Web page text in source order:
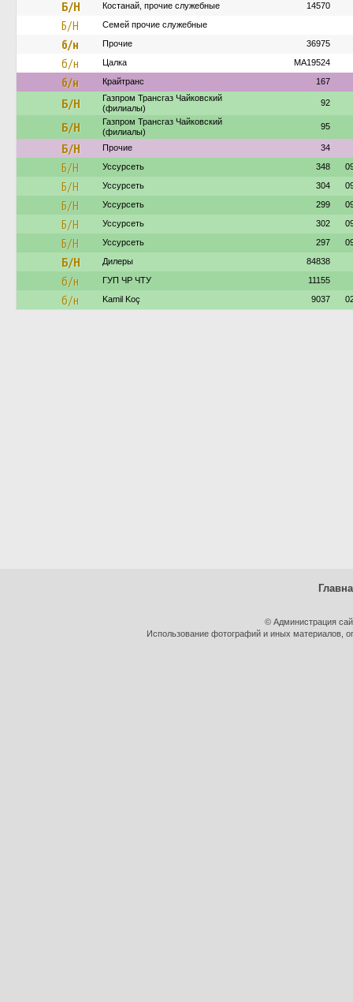
Б/Н Костанай, прочие служебные 14570
Б/Н Семей прочие служебные
б/н Прочие 36975
б/н Цалка MA19524
б/н Крайтранс 167
Б/Н
Газпром Трансгаз Чайковский
(филиалы)
92
Б/Н
Газпром Трансгаз Чайковский
(филиалы)
95
Б/Н Прочие 34
Б/Н Уссурсеть 348
Б/Н Уссурсеть 304
Б/Н Уссурсеть 299
Б/Н Уссурсеть 302
Б/Н Уссурсеть 297
Б/Н Дилеры 84838
б/н ГУП ЧР ЧТУ 11155
б/н Kamil Koç 9037
© Администрация
Использование фотографий и иных материалов,